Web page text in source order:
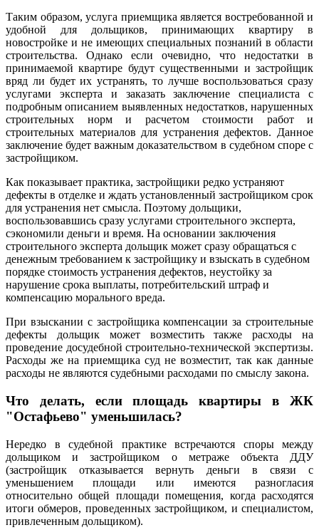
Таким образом, услуга приемщика является востребованной и
удобной для дольщиков, принимающих квартиру в
новостройке и не имеющих специальных познаний в области
строительства. Однако если очевидно, что недостатки в
принимаемой квартире будут существенными и застройщик
вряд ли будет их устранять, то лучше воспользоваться сразу
услугами эксперта и заказать заключение специалиста с
подробным описанием выявленных недостатков, нарушенных
строительных норм и расчетом стоимости работ и
строительных материалов для устранения дефектов. Данное
заключение будет важным доказательством в судебном споре с
застройщиком.
Как показывает практика, застройщики редко устраняют
дефекты в отделке и ждать установленный застройщиком срок
для устранения нет смысла. Поэтому дольщики,
воспользовавшись сразу услугами строительного эксперта,
сэкономили деньги и время. На основании заключения
строительного эксперта дольщик может сразу обращаться с
денежным требованием к застройщику и взыскать в судебном
порядке стоимость устранения дефектов, неустойку за
нарушение срока выплаты, потребительский штраф и
компенсацию морального вреда.
При взыскании с застройщика компенсации за строительные
дефекты дольщик может возместить также расходы на
проведение досудебной строительно-технической экспертизы.
Расходы же на приемщика суд не возместит, так как данные
расходы не являются судебными расходами по смыслу закона.
Что делать, если площадь квартиры в ЖК
"Остафьево" уменьшилась?
Нередко в судебной практике встречаются споры между
дольщиком и застройщиком о метраже объекта ДДУ
(застройщик отказывается вернуть деньги в связи с
уменьшением площади или имеются разногласия
относительно общей площади помещения, когда расходятся
итоги обмеров, проведенных застройщиком, и специалистом,
привлеченным дольщиком).